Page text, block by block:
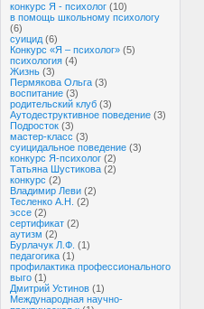
конкурс Я - психолог (10)
в помощь школьному психологу
(6)
суицид (6)
Конкурс «Я – психолог» (5)
психология (4)
Жизнь (3)
Пермякова Ольга (3)
воспитание (3)
родительский клуб (3)
Аутодеструктивное поведение (3)
Подросток (3)
мастер-класс (3)
суицидальное поведение (3)
конкурс Я-психолог (2)
Татьяна Шустикова (2)
конкурс (2)
Владимир Леви (2)
Тесленко А.Н. (2)
эссе (2)
сертификат (2)
аутизм (2)
Бурлачук Л.Ф. (1)
педагогика (1)
профилактика профессионального
выго (1)
Дмитрий Устинов (1)
Международная научно-